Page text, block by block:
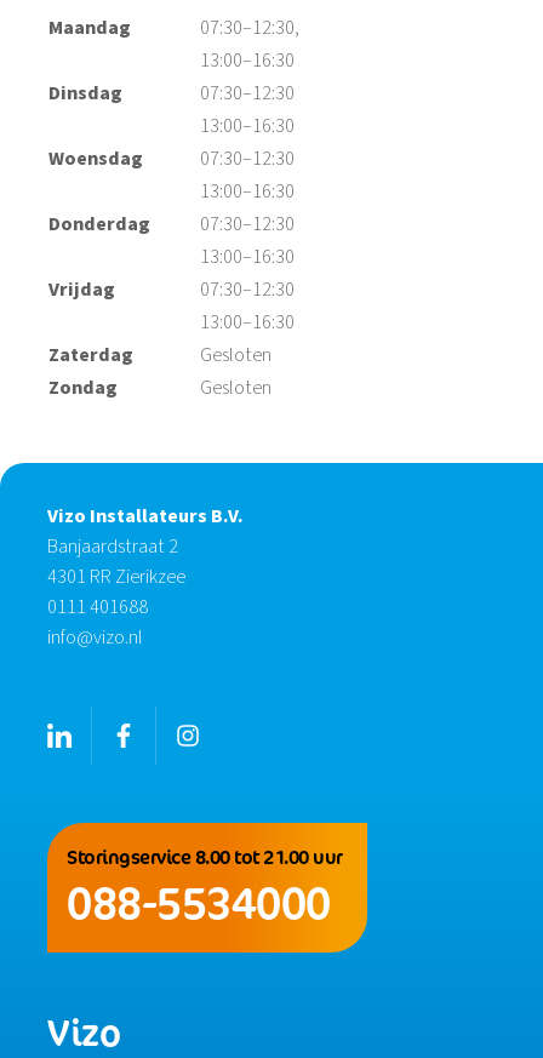
Maandag
07:30–12:30,
13:00–16:30
Dinsdag
07:30–12:30
13:00–16:30
Woensdag
07:30–12:30
13:00–16:30
Donderdag
07:30–12:30
13:00–16:30
Vrijdag
07:30–12:30
13:00–16:30
Zaterdag
Gesloten
Zondag
Gesloten
Vizo Installateurs B.V.
Banjaardstraat 2
4301 RR Zierikzee
0111 401688
info@vizo.nl
Storingservice 8.00 tot 21.00 uur
088-5534000
Vizo